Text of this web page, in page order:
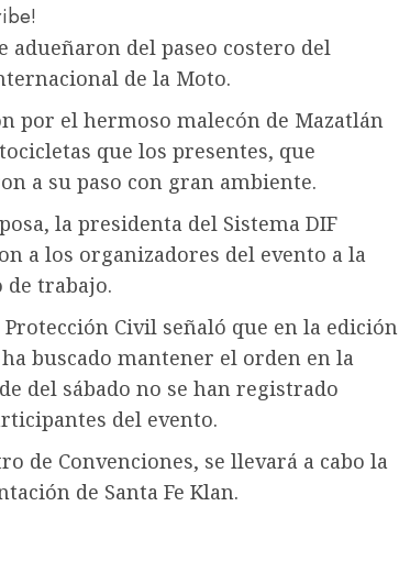
adueñaron del paseo costero del
de la Moto.
por el hermoso malecón de Mazatlán
que los presentes, que
a su paso con gran ambiente.
la presidenta del Sistema DIF
a los organizadores del evento a la
de trabajo.
Civil señaló que en la edición
buscado mantener el orden en la
del sábado no se han registrado
del evento.
de Convenciones, se llevará a cabo la
de Santa Fe Klan.